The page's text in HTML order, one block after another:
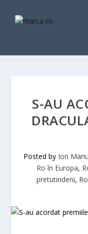
S-AU
Posted by Ion
Ro în Europa,
pretutindeni,